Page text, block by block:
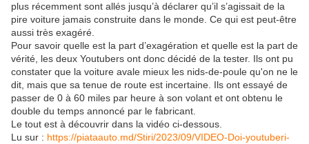
plus récemment sont allés jusqu’à déclarer qu’il s’agissait de la
pire voiture jamais construite dans le monde. Ce qui est peut-être
aussi très exagéré.
Pour savoir quelle est la part d’exagération et quelle est la part de
vérité, les deux Youtubers ont donc décidé de la tester. Ils ont pu
constater que la voiture avale mieux les nids-de-poule qu'on ne le
dit, mais que sa tenue de route est incertaine. Ils ont essayé de
passer de 0 à 60 miles par heure à son volant et ont obtenu le
double du temps annoncé par le fabricant.
Le tout est à découvrir dans la vidéo ci-dessous.
Lu sur : https://piataauto.md/Stiri/2023/09/VIDEO-Doi-youtuberi-